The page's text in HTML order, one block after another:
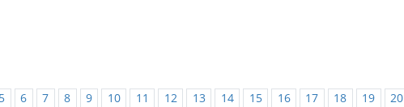
5 6 7 8 9 10 11 12 13 14 15 16 17 18 19 20